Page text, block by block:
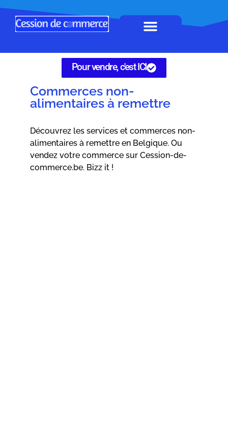
Pour vendre, c'est ICI
Commerces non-
alimentaires à remettre
Découvrez les services et commerces non-
alimentaires à remettre en Belgique. Ou
vendez votre commerce sur Cession-de-
commerce.be. Bizz it !